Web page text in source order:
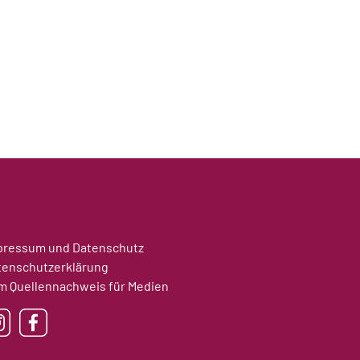
und Datenschutz
Quellennachweis für Medien